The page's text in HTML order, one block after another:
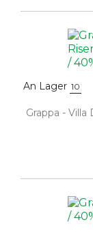
An Lager 10
Grappa -